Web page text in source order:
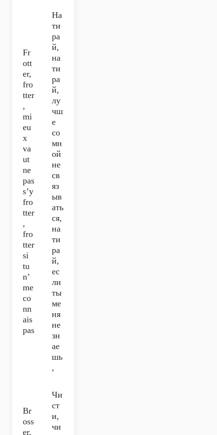
Fr
ott
er,
fro
tter
,
mi
eu
x
va
ut
ne
pas
s’y
fro
tter
,
fro
tter
si
tu
n’
me
co
nn
ais
pas
На
ти
ра
й,
на
ти
ра
й,
лу
чш
е
со
мн
ой
не
св
яз
ыв
ать
ся,
на
ти
ра
й,
ес
ли
ты
ме
ня
не
зн
ае
шь
,
Br
oss
er,
Чи
ст
и,
чи